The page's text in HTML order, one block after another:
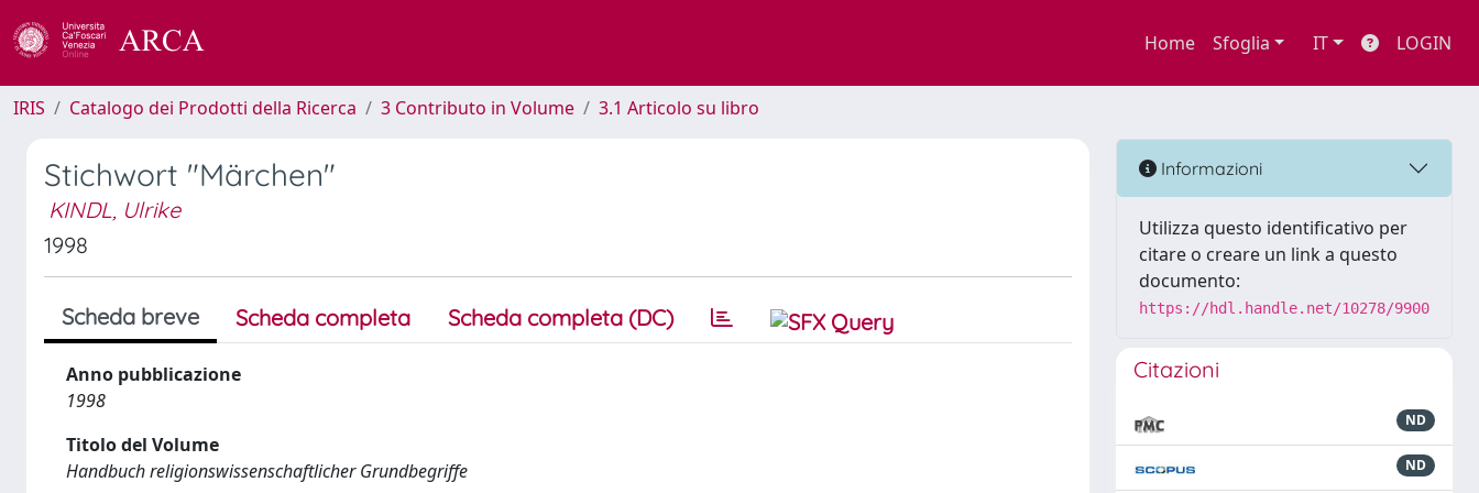
Home Sfoglia IT LOGIN
IRIS Catalogo dei Prodotti della Ricerca 3 Contributo in Volume 3.1 Articolo su libro
Stichwort "Märchen"
KINDL, Ulrike
1998
Scheda breve Scheda completa Scheda completa (DC)
Anno pubblicazione
1998
Titolo del Volume
Handbuch religionswissenschaftlicher Grundbegriffe
Informazioni
Utilizza questo identificativo per
citare o creare un link a questo
documento:
https://hdl.handle.net/10278/9900
Citazioni
ND
ND